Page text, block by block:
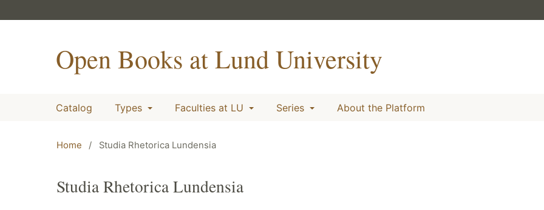
Open Books at Lund University
Catalog Types Faculties at LU Series About the Platform
Home / Studia Rhetorica Lundensia
Studia Rhetorica Lundensia